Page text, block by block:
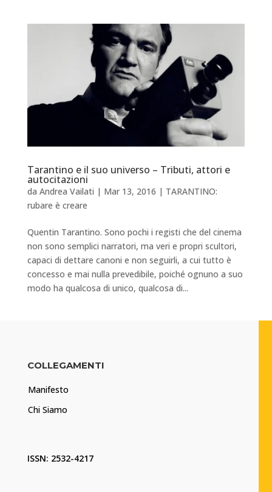
Tarantino e il suo universo – Tributi, attori e
autocitazioni
da Andrea Vailati | Mar 13, 2016 | TARANTINO:
rubare è creare
Quentin Tarantino. Sono pochi i registi che del cinema
non sono semplici narratori, ma veri e propri scultori,
capaci di dettare canoni e non seguirli, a cui tutto è
concesso e mai nulla prevedibile, poiché ognuno a suo
modo ha qualcosa di unico, qualcosa di...
COLLEGAMENTI
Manifesto
Chi Siamo
ISSN: 2532-4217